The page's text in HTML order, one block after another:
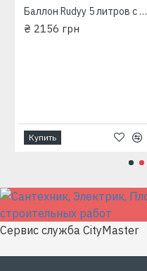
Баллон Rudyy 5 литров c краном Пикник-Italy
₴ 2156 грн
Купить
Сервис служба CityMaster